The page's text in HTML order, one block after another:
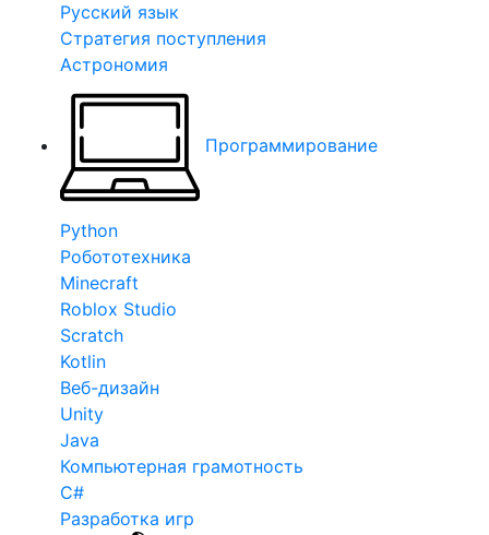
Русский язык
Стратегия поступления
Астрономия
Программирование
Python
Робототехника
Minecraft
Roblox Studio
Scratch
Kotlin
Веб-дизайн
Unity
Java
Компьютерная грамотность
C#
Разработка игр